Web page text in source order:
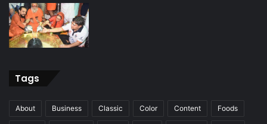
Tags
About Business Classic Color Content Foods